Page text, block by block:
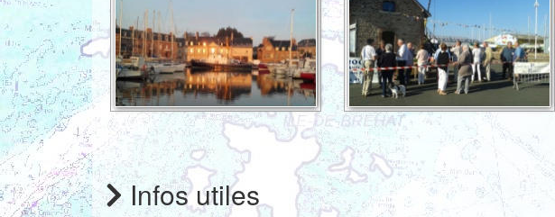
Infos utiles